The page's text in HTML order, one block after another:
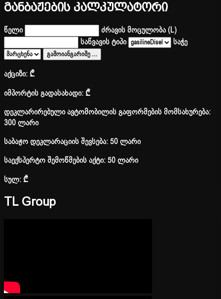
განბაჟების კალკულატორი
წელი
ძრავის მოცულობა (L)
საწვავის ტიპი
საჭე
გამოიანგარიშე …
აქციზი:₾
იმპორტის გადასახადი:₾
დეკლარირებული ავტომობილის გაფორმების მომსახურება:
300 ლარი
საბაჟო დეკლარაციის შევსება: 50 ლარი
საექსპერტო შემოწმების აქტი: 50 ლარი
სულ:₾
TL Group